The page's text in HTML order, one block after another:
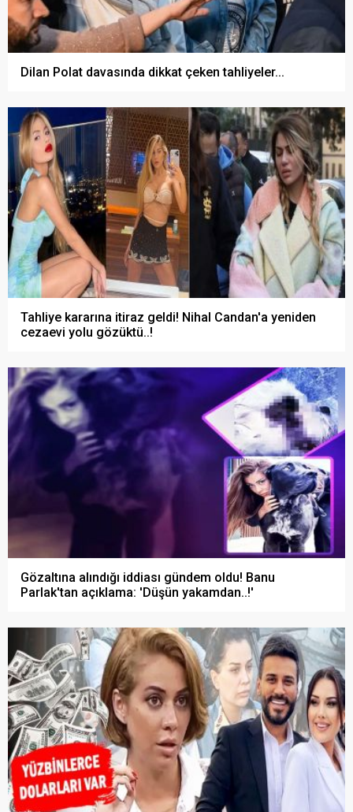
Dilan Polat davasında dikkat çeken tahliyeler...
Tahliye kararına itiraz geldi! Nihal Candan'a yeniden
cezaevi yolu gözüktü..!
Gözaltına alındığı iddiası gündem oldu! Banu
Parlak'tan açıklama: 'Düşün yakamdan..!'